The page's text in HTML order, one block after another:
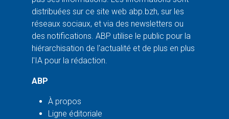
distribuées sur ce site web abp.bzh, sur les
réseaux sociaux, et via des newsletters ou
des notifications. ABP utilise le public pour la
hiérarchisation de l'actualité et de plus en plus
l'IA pour la rédaction.
ABP
À propos
Ligne éditoriale